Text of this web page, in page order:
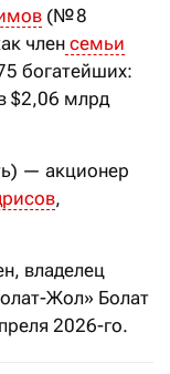
(№ 8
член семьи
богатейших:
$2,06 млрд
— акционер
,
владелец
Жол» Болат
2026-го.